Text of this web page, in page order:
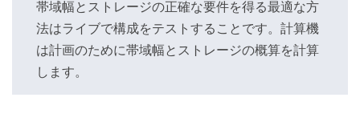
帯域幅とストレージの正確な要件を得る最適な方
法はライブで構成をテストすることです。計算機
は計画のために帯域幅とストレージの概算を計算
します。